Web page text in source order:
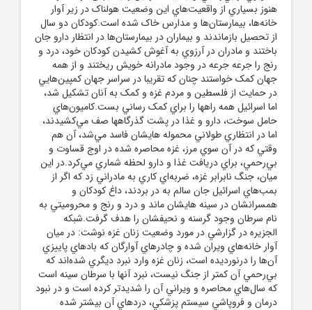
هنوز بسياري از واقعيت‌هاي اين وضعيت هولناک در زير آوار
خانه‌ها، بيمارستان‌ها و مدارس خاک شده است.کودکان دو سال
از تحصيل بازماندند و بيماران در بيمارستان‌ها در انتظار دارو جان
باختند و مادران در آرزوي به آغوش کشيدن کودکان خود، درد و
رنج را جرعه جرعه در وجود مادرانه خويش ريختند و از همه
جهان کمک خواستند چنان که تقريبا در سراسر جهان کمپين‌هايي
در حمايت از فلسطين و مردم غزه و کمک به آنان تشکيل شد،
اما اسرائيل همه راهها را براي کمک رساني بست.کاميون‌هاي
حامل سوخت، دارو و غذا در پشت گذرگاهها صف مي‌کشيدند،
اما در انتظاري طولاني محموله هايشان فاسد مي‌شد، آن هم
وقتي که در آن سوي مرز، غزه محاصره شده در اوج قساوت و
بي‌رحمي، براي دريافت غذا و دارو لحظه شماري مي‌کرد.در اين
ميان، جنگ نابرابر غزه، ضربه‌اي کاري به مادراني زد که اگر از
بمب‌هاي اسرائيل جان سالم به در بردند، داغ کودکان و
همسرانشان در سينه هايشان ماند و درد و رنج و محروميتي به
نام سرطان وجود گرسنه و نحيفشان را هدف گرفت.شبکه
الجزيره در گزارشي در مورد وضعيت زنان غزه نوشت: در ميان
آوار خانه‌هاي ويران شده و چادرهاي آوارگان که بادهاي پاييزي
آن‌ها را درنورديده است، زنان غزه وارد نبرد ديگري شده‌اند که
بي‌رحمي آن کمتر از جنگ نيست، نبرد آنها با سرطان سينه است
که سال‌هاي محاصره و ويراني آن را شديدتر کرده است و در نبود
درمان و فروپاشي سيستم پزشکي، دردهاي آن بيشتر شده